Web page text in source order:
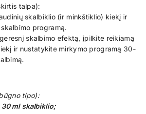
talpa):
skalbiklio (ir minkštiklio) kiekį ir
programą.
skalbimo efektą, įpilkite reikiamą
ir nustatykite mirkymo programą 30-
tipo):
ml skalbiklio;